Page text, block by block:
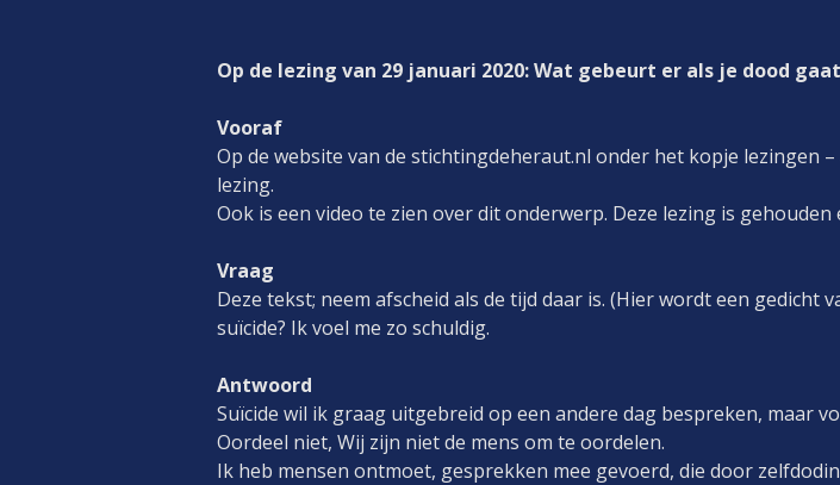
Op de lezing van 29 januari 2020: Wat gebeurt er als je dood
Vooraf
Op de website van de stichtingdeheraut.nl onder het kopje lezingen
lezing.
Ook is een video te zien over dit onderwerp. Deze lezing is
Vraag
Deze tekst; neem afscheid als de tijd daar is. (Hier wordt een
suïcide? Ik voel me zo schuldig.
Antwoord
Suïcide wil ik graag uitgebreid op een andere dag bespreken, maar
Oordeel niet, Wij zijn niet de mens om te oordelen.
Ik heb mensen ontmoet, gesprekken mee gevoerd, die door